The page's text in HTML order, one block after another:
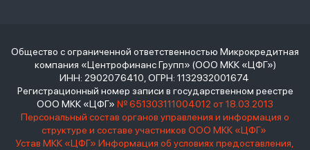
Общество с ограниченной ответственностью Микрокредитная
компания «Центрофинанс Групп» (ООО МКК «ЦФГ»)
ИНН: 2902076410, ОГРН: 1132932001674
Регистрационный номер записи в государственном реестре
ООО МКК «ЦФГ» № 651303111004012 от 18.03.2013
Персональный состав органов управления и информация о
структуре и составе участников ООО МКК «ЦФГ»
Устав МКК «ЦФГ» Информация об условиях предоставления,